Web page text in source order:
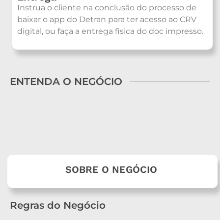
Instrua o cliente na conclusão do processo de
baixar o app do Detran para ter acesso ao CRV
digital, ou faça a entrega fisica do doc impresso.
ENTENDA O NEGÓCIO
SOBRE O NEGÓCIO
Regras do Negócio